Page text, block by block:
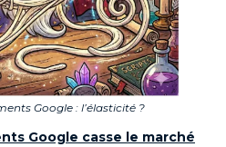
Google : l’élasticité ?
Google casse le marché